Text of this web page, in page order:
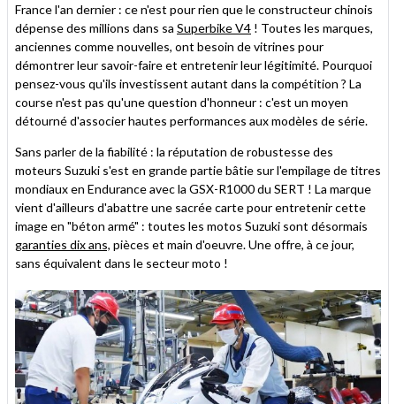
France l'an dernier : ce n'est pour rien que le constructeur chinois
dépense des millions dans sa Superbike V4 ! Toutes les marques,
anciennes comme nouvelles, ont besoin de vitrines pour
démontrer leur savoir-faire et entretenir leur légitimité. Pourquoi
pensez-vous qu'ils investissent autant dans la compétition ? La
course n'est pas qu'une question d'honneur : c'est un moyen
détourné d'associer hautes performances aux modèles de série.
Sans parler de la fiabilité : la réputation de robustesse des
moteurs Suzuki s'est en grande partie bâtie sur l'empilage de titres
mondiaux en Endurance avec la GSX-R1000 du SERT ! La marque
vient d'ailleurs d'abattre une sacrée carte pour entretenir cette
image en "béton armé" : toutes les motos Suzuki sont désormais
garanties dix ans, pièces et main d'oeuvre. Une offre, à ce jour,
sans équivalent dans le secteur moto !